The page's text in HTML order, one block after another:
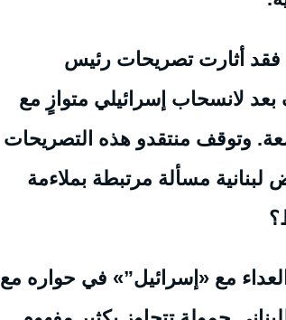
فقد أثارت تصريحات رئيس
لانسحاب إسرائيلي متوازٍ مع
وتوقف منتقدو هذه التصريحات
مسألة مرتبطة بملاءمة
مع «إسرائيل”» في حواره مع